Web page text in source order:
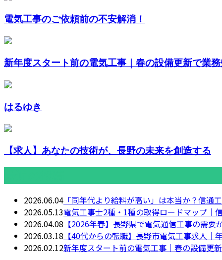
電気工事のご依頼前の不安解消！
新年度スタート前の電気工事｜春の設備更新で業
はるゆき
【求人】あなたの技術が、長野の未来を創造する
2026.06.04 「同年代より給料が高い」は本当か？信通
2026.05.13電気工事士2種・1種の取得ロードマップ｜
2026.04.08 【2026年春】長野県で電気通信工事の需
2026.03.18 【40代からの転職】長野市電気工事求人｜
2026.02.12新年度スタート前の電気工事｜春の設備更